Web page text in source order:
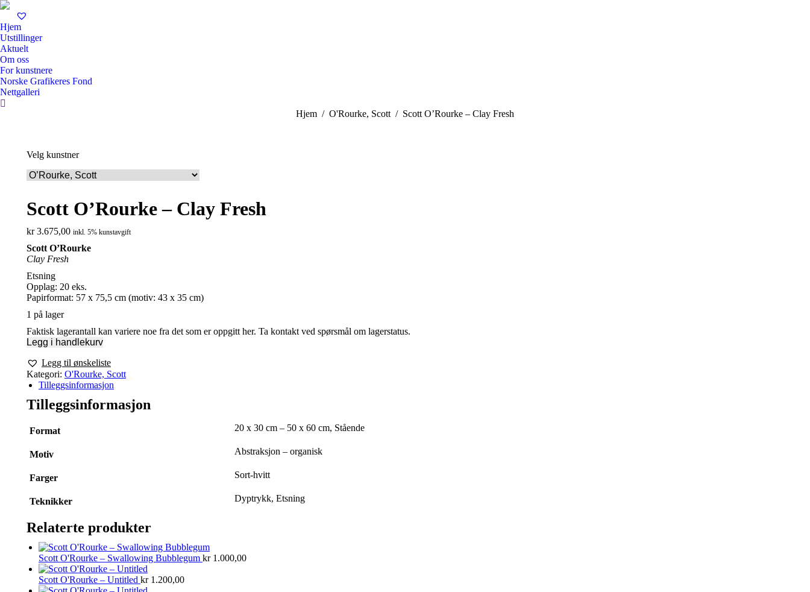
Hjem
Utstillinger
Aktuelt
Om oss
For kunstnere
Norske Grafikeres Fond
Nettgalleri
Search:
You are here:
Hjem O'Rourke, Scott Scott O’Rourke – Clay Fresh
Velg kunstner
Scott O’Rourke – Clay Fresh
kr3.675,00 inkl. 5% kunstavgift
Scott O’Rourke
Clay Fresh
Etsning
Opplag: 20 eks.
Papirformat: 57 x 75,5 cm (motiv: 43 x 35 cm)
1 på lager
Faktisk lagerantall kan variere noe fra det som er oppgitt her. Ta kontakt ved spørsmål om lagerstatus.
Legg i handlekurv
Legg til ønskeliste
Kategori: O'Rourke, Scott
Tilleggsinformasjon
Tilleggsinformasjon
Format 20 x 30 cm – 50 x 60 cm, Stående
Motiv Abstraksjon – organisk
Farger Sort-hvitt
Teknikker Dyptrykk, Etsning
Relaterte produkter
Scott O'Rourke – Swallowing Bubblegum kr1.000,00
Scott O'Rourke – Untitled kr1.200,00